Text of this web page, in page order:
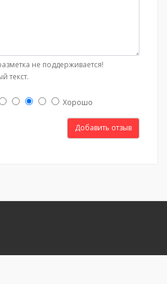
не поддерживается!
текст.
Хорошо
Добавить отзыв